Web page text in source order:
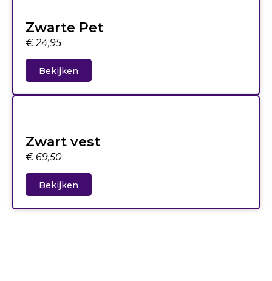
Zwarte Pet
€ 24,95
Bekijken
Zwart vest
€ 69,50
Bekijken